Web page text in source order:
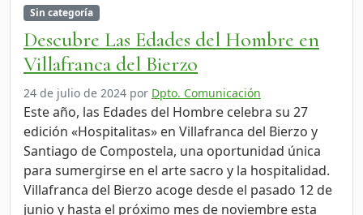
Sin categoría
Descubre Las Edades del Hombre en
Villafranca del Bierzo
24 de julio de 2024 por Dpto. Comunicación
Este año, las Edades del Hombre celebra su 27
edición «Hospitalitas» en Villafranca del Bierzo y
Santiago de Compostela, una oportunidad única
para sumergirse en el arte sacro y la hospitalidad.
Villafranca del Bierzo acoge desde el pasado 12 de
junio y hasta el próximo mes de noviembre esta